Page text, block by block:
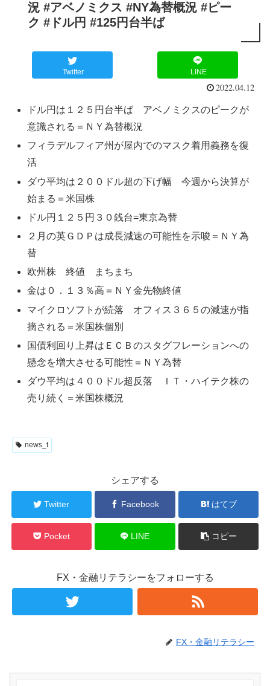
況 #アベノミクス #NY為替概況 #ピー
ク #ドル円 #125円台半ば
Twitter LINE
2022.04.12
ドル円は１２５円台半ば アベノミクスのピークが
意識される＝ＮＹ為替概況
フィラデルフィア州が屋内でのマスク着用義務を復
活
ダウ平均は２００ドル超の下げ幅 今週から決算が
始まる＝米国株
ドル円１２５円３０銭台=東京為替
２月の英ＧＤＰは成長減速の可能性を示唆＝ＮＹ為
替
欧州株 終値 まちまち
金は０．１３％高＝ＮＹ金先物終値
マイクロソフトが続落 オフィス３６５の減速が指
摘される＝米国株個別
国債利回り上昇はＥＣＢのスタグフレーションへの
懸念を増大させる可能性＝ＮＹ為替
ダウ平均は４００ドル超反落 ＩＴ・ハイテク株の
売り続く＝米国株概況
news_t
シェアする
Twitter Facebook はてブ
Pocket LINE コピー
FX・金融リテラシーをフォローする
FX・金融リテラシー